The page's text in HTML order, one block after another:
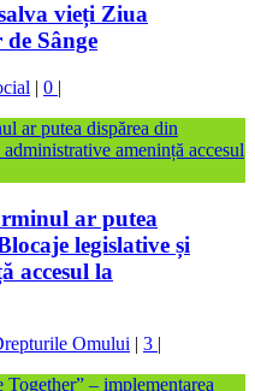
vieți Ziua
Sânge
| 0 |
ar putea
legislative și
accesul la
Omului | 3 |